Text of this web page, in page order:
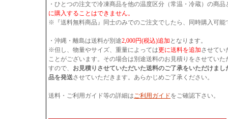
・ひとつの注文で冷凍商品を他の温度区分（常温・冷蔵）の商品
に購入することはできません。
※『送料無料商品』同士のみでのご注文でしたら、同時購入可能
・沖縄・離島は送料が別途2,000円(税込)追加 となります。
※但し、物量やサイズ、重量によっては更に送料を追加させてい
ことがございます。その場合は別途送料のお見積りをさせていた
すので、 お見積りさせていただいた送料のご了承をいただけまし
品を発送させていただきます。あらかじめご了承ください。
送料・ご利用ガイド等の詳細はご利用ガイドをご確認下さい。